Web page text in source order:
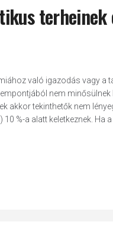
való igazodás vagy a
nem minősülnek
akkor tekinthetők nem
%-a alatt keletkeznek. Ha